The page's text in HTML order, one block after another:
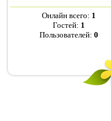
Онлайн всего: 1
Гостей: 1
Пользователей: 0